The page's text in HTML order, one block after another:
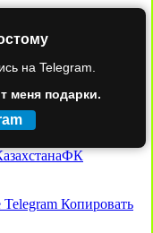
на Telegram.
меня подарки.
ФК
Telegram Копировать